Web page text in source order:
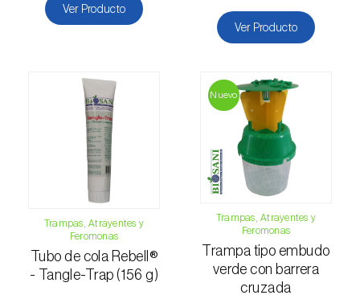
Gusano barrenador del tallo del arroz
Gusano de la fruta ( Cydia pomonella
Gusano de los penachos ( Orgyia antiqua
Gusano minador del tomate ( Tuta absoluta
Gusano negro (
Gusano oriental de la hoja (Spodoptera
litura )
Ver Producto
Ver Producto
Trampas, Atrayentes y
Feromonas
Tubo de cola Rebell®
- Tangle-Trap (156 g)
Nuevo
Trampas, Atrayentes y
Feromonas
Trampa tipo embudo
verde con barrera
cruzada